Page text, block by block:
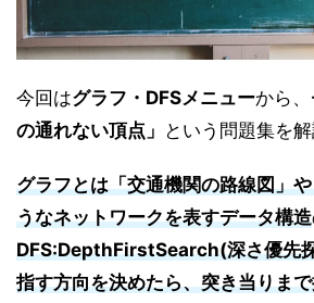
今回はグラフ・DFSメニューから、
の通れない頂点」 という問題集を解
グラフとは「交通機関の路線図」
うなネットワークを表すデータ構造
DFS:DepthFirstSearch(深さ優先
指す方向を決めたら、突き当りま